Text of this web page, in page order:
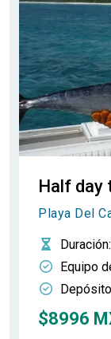
Half day
Playa Del
Duración
Equipo
$8996